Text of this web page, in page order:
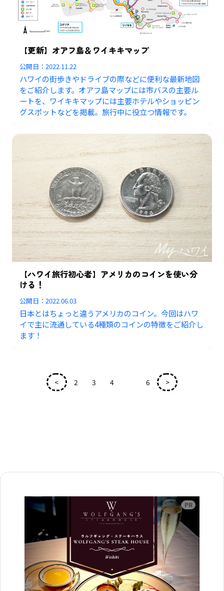
【更新】オアフ島＆ワイキキマップ
公開日：2022.11.22
ハワイの街歩きやドライブの際などに便利な最新地図
をご紹介します。オアフ島マップには市バスの主要ル
ートを、ワイキキマップには主要ホテルやショッピン
グスポットなどを掲載。旅行中に役立つ情報です。
【ハワイ旅行初心者】アメリカのコインを使い分
ける！
公開日：2022.06.03
日本とはちょっと違うアメリカのコイン。今回はハワ
イで主に流通している4種類のコインの特徴をご紹介し
ます！
< 2 3 4 6 >
広告